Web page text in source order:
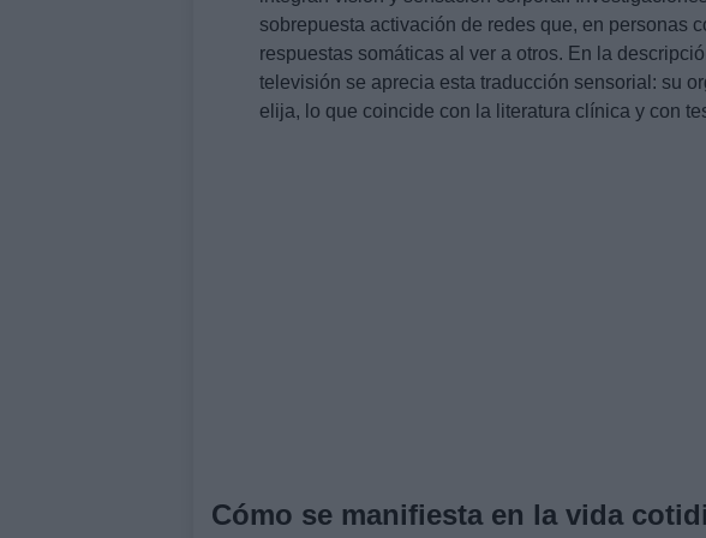
sobrepuesta activación de redes que, en personas
respuestas somáticas al ver a otros. En la
televisión se aprecia esta traducción sensorial: su
elija, lo que coincide con la literatura clínica y con
Cómo se manifiesta en la vida